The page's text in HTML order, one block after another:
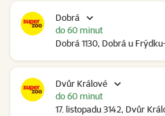
Dobrá
Dobrá 1130, Dobrá u
do 60 minut
Dvůr Králové
17. listopadu 3142, Dvůr
do 60 minut